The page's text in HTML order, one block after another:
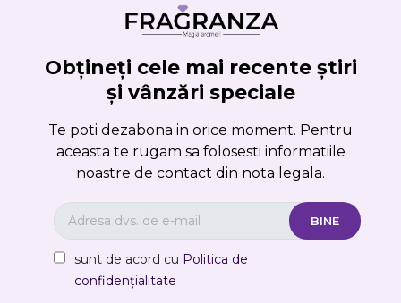
Obțineți cele mai recente știri
și vânzări speciale
Te poti dezabona in orice moment. Pentru
aceasta te rugam sa folosesti informatiile
noastre de contact din nota legala.
sunt de acord cu Politica de
confidențialitate